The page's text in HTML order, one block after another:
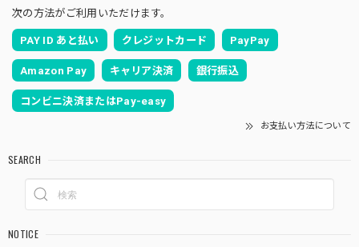
次の方法がご利用いただけます。
PAY ID あと払い クレジットカード PayPay
Amazon Pay キャリア決済 銀行振込
コンビニ決済またはPay-easy
お支払い方法について
SEARCH
NOTICE